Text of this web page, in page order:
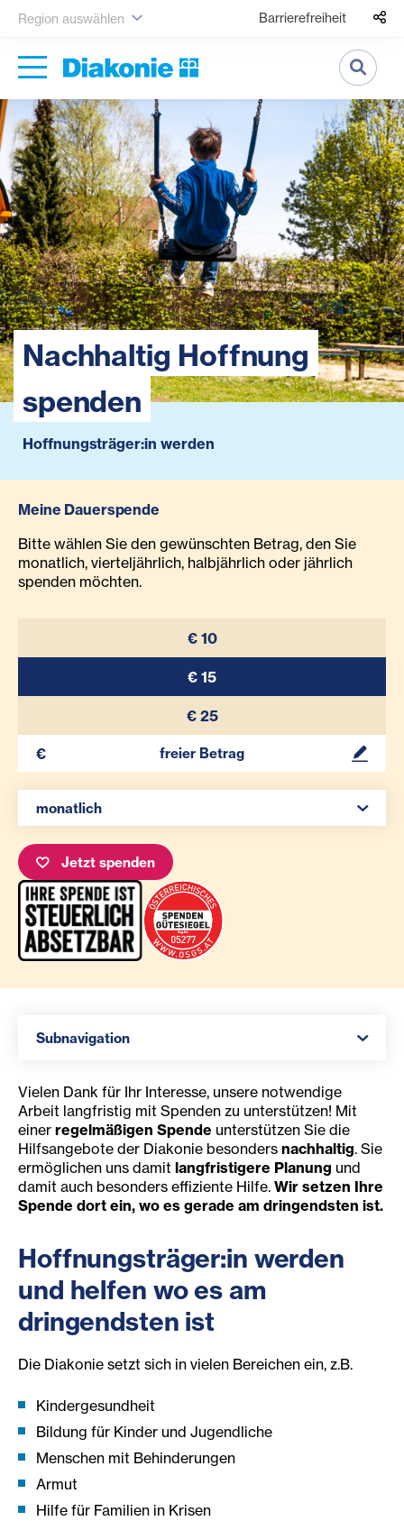
Region auswählen Barrierefreiheit
Suche
Nachhaltig Hoffnung
spenden
Hoffnungsträger:in werden
Meine Dauerspende
Bitte wählen Sie den gewünschten Betrag, den Sie
monatlich, vierteljährlich, halbjährlich oder jährlich
spenden möchten.
€ 10
€ 15
€ 25
Ihr Betrag
monatlich
Jetzt spenden
Subnavigation
Vielen Dank für Ihr Interesse, unsere notwendige
Arbeit langfristig mit Spenden zu unterstützen! Mit
einer regelmäßigen Spende unterstützen Sie die
Hilfsangebote der Diakonie besonders nachhaltig. Sie
ermöglichen uns damit langfristigere Planung und
damit auch besonders effiziente Hilfe. Wir setzen Ihre
Spende dort ein, wo es gerade am dringendsten ist.
Hoffnungsträger:in werden
und helfen wo es am
dringendsten ist
Die Diakonie setzt sich in vielen Bereichen ein, z.B.
Kindergesundheit
Bildung für Kinder und Jugendliche
Menschen mit Behinderungen
Armut
Hilfe für Familien in Krisen